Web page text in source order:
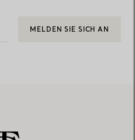
MELDEN SIE SICH AN